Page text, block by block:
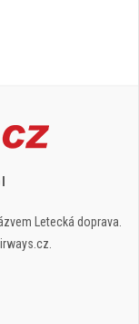
Letecká doprava.